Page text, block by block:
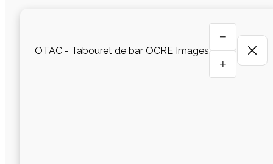
OTAC - Tabouret de bar OCRE Images
−
+